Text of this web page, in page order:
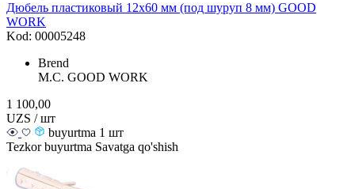
Дюбель пластиковый 12х60 мм (под шуруп 8 мм) GOOD
WORK
Kod: 00005248
Brend
M.С. GOOD WORK
1 100,00
UZS / шт
buyurtma 1 шт
Tezkor buyurtma Savatga qo'shish